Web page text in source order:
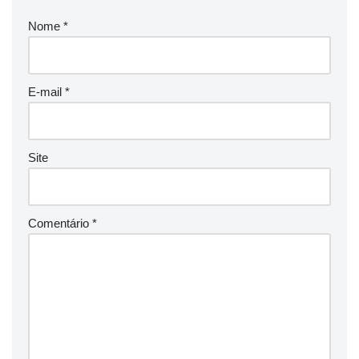
Nome *
E-mail *
Site
Comentário *